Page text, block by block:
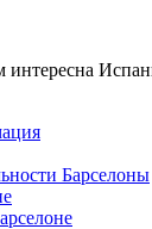
интересна
Барселоны